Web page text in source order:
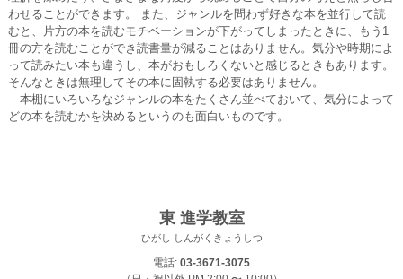
わせることができます。 また、ジャンルを問わず好きな本を並行して読
むと、片方の本を読むモチベーションが下がってしまったときに、もう1
冊の方を読むことができ読書量が減ることはありません。気分や時期によ
って読みたい本も違うし、本がおもしろくないと感じるときもあります。
そんなときは無理してその本に固執する必要はありません。
本棚にいろいろなジャンルの本をたくさん並べておいて、気分によって
どの本を読むかを決めるというのも面白いものです。
東 進学教室
ひがし しんがくきょうしつ
電話: 03-3671-3075